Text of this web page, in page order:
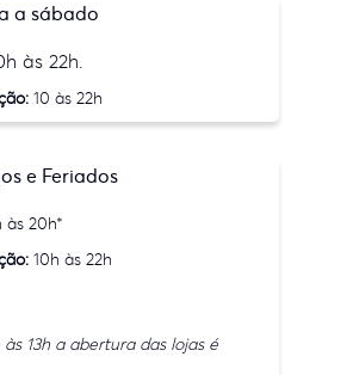
a sábado
às 22h.
10 às 22h
e Feriados
às 20h*
10h às 22h
às 13h a abertura das lojas é